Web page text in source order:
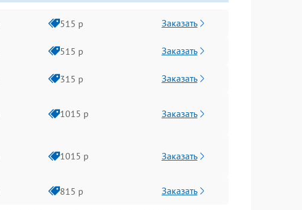
515 р Заказать
515 р Заказать
315 р Заказать
1015 р Заказать
1015 р Заказать
815 р Заказать